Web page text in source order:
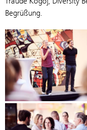
Begrüßung.